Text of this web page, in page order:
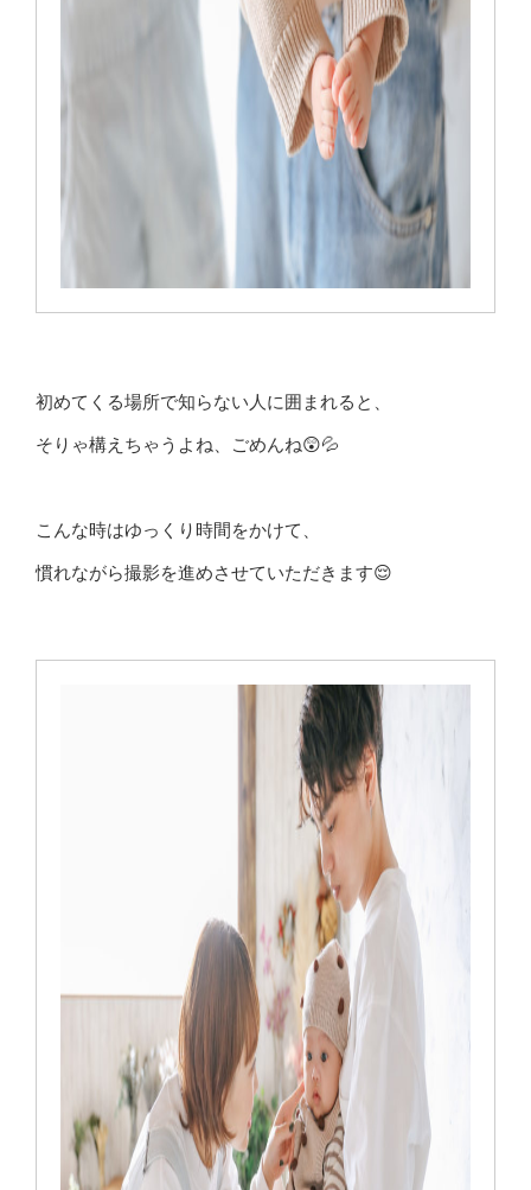
初めてくる場所で知らない人に囲まれると、
そりゃ構えちゃうよね、ごめんね😲💦
こんな時はゆっくり時間をかけて、
慣れながら撮影を進めさせていただきます😌